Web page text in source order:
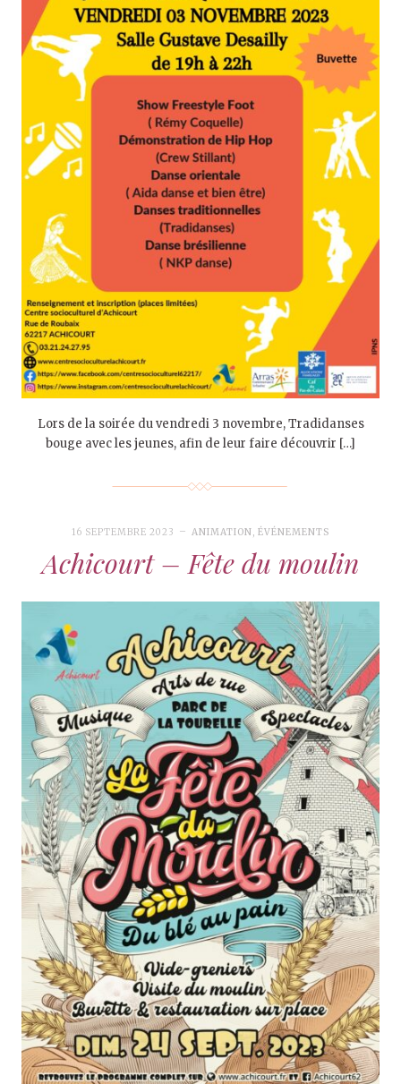
Lors de la soirée du vendredi 3 novembre, Tradidanses
bouge avec les jeunes, afin de leur faire découvrir […]
16 SEPTEMBRE 2023 ANIMATION,ÉVÉNEMENTS
Achicourt – Fête du moulin